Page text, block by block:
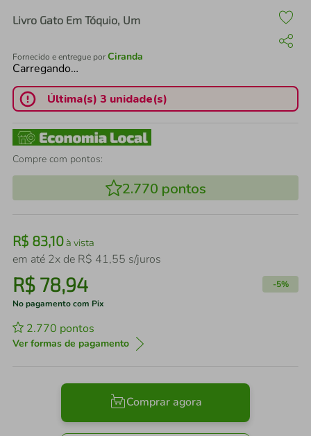
Livro Gato Em Tóquio, Um
Fornecido e entregue porCiranda
Carregando…
Última(s) 3 unidade(s)
Compre com pontos:
2.770 pontos
R$ 83,10à vista
em até 2x de R$ 41,55 s/juros
R$ 78,94 -5%
No pagamento com Pix
2.770 pontos
Ver formas de pagamento
Comprar agora